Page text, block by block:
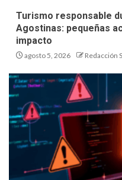
Turismo responsable
Agostinas: pequeñas
impacto
agosto 5, 2026 Redacción